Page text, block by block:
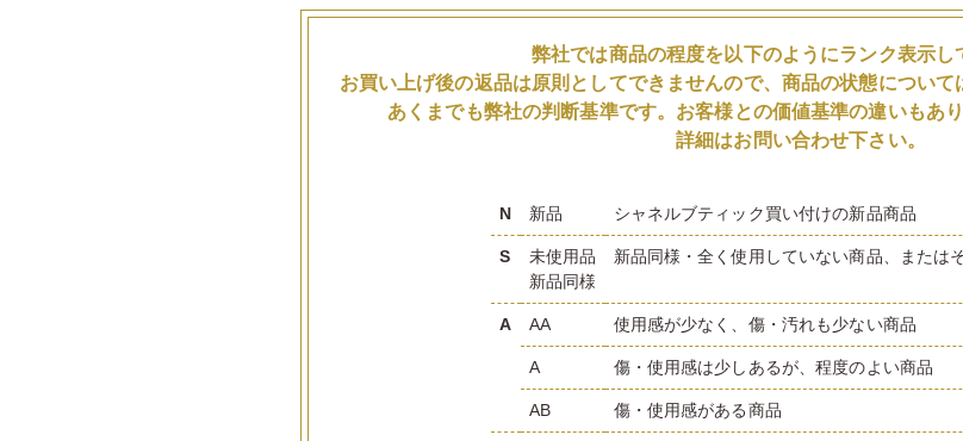
弊社では商品の程度を以下のようにランク表示し
お買い上げ後の返品は原則としてできませんので、商品の状態について
あくまでも弊社の判断基準です。お客様との価値基準の違いもあ
詳細はお問い合わせ下さい。
N 新品 シャネルブティック買い付けの新品商品
S
未使用品
新品同様
新品同様・全く使用していない商品、または
A AA 使用感が少なく、傷・汚れも少ない商品
A 傷・使用感は少しあるが、程度のよい商品
AB 傷・使用感がある商品